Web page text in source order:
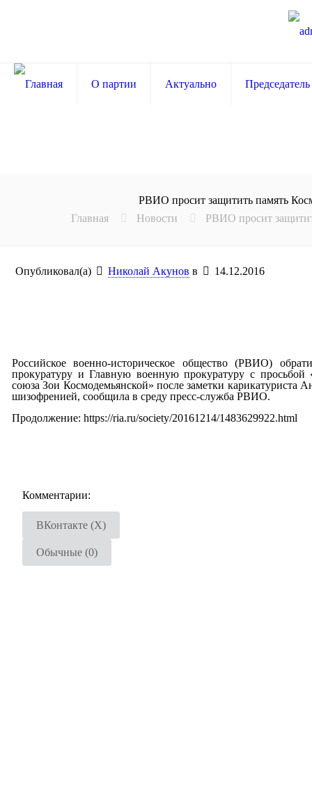
О партии Актуально
РВИО просит защитить память
Главная
Новости РВИО просит
Опубликовал(а) Николай Акунов в 14.12.2016
Российское военно-историческое общество (РВИО)
прокуратуру и Главную военную прокуратуру с просьбой
союза Зои Космодемьянской» после заметки карикатуриста
шизофренией, сообщила в среду пресс-служба РВИО.
Продолжение: https://ria.ru/society/20161214/1483629922.html
Комментарии:
ВКонтакте (X)
Обычные (0)